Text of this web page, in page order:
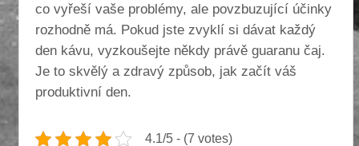
co vyřeší vaše problémy, ale povzbuzující účinky
rozhodně má. Pokud jste zvyklí si dávat každý
den kávu, vyzkoušejte někdy právě guaranu čaj.
Je to skvělý a zdravý způsob, jak začít váš
produktivní den.
4.1/5 - (7 votes)